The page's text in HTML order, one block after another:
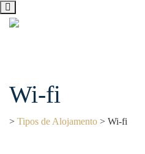
Skip
content
Wi-fi
> Tipos de Alojamento > Wi-fi